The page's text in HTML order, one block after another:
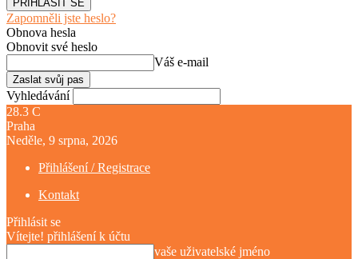
Zapomněli jste heslo?
Obnova hesla
Obnovit své heslo
Váš e-mail
Vyhledávání
28.3 C
Praha
Neděle, 9 srpna, 2026
Přihlášení / Registrace
Kontakt
Přihlásit se
Vítejte! přihlášení k účtu
vaše uživatelské jméno